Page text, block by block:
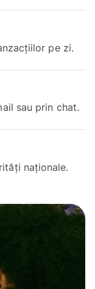
pe zi.
sau prin chat.
naționale.